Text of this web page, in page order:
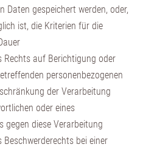
Daten gespeichert werden, oder,
ist, die Kriterien für die
Rechts auf Berichtigung oder
personenbezogenen
der Verarbeitung
oder eines
gegen diese Verarbeitung
Beschwerderechts bei einer